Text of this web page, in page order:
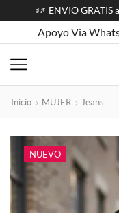
ENVIO GRATIS
Apoyo Via
Inicio MUJER Jeans
NUEVO